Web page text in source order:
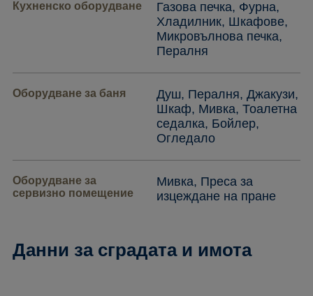
Кухненско оборудване
Газова печка, Фурна,
Хладилник, Шкафове,
Микровълнова печка,
Пералня
Оборудване за баня
Душ, Пералня, Джакузи,
Шкаф, Мивка, Тоалетна
седалка, Бойлер,
Огледало
Оборудване за
сервизно помещение
Мивка, Преса за
изцеждане на пране
Данни за сградата и имота